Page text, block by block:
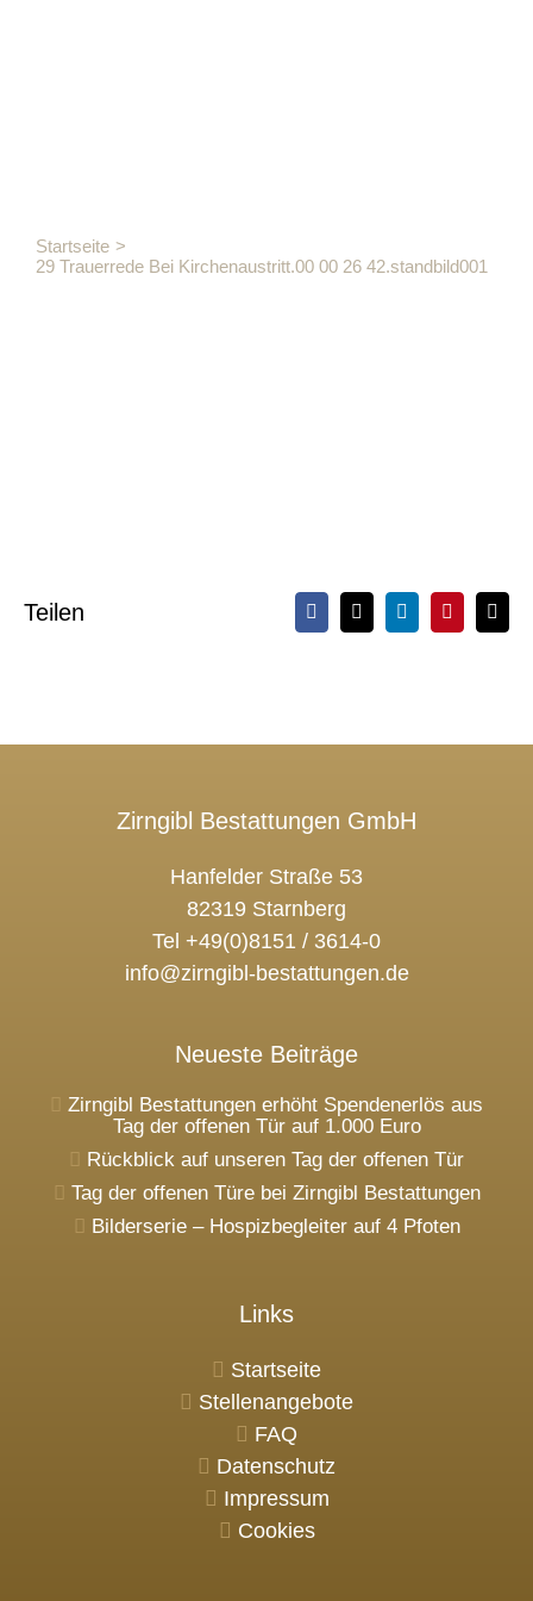
Startseite
29 Trauerrede Bei Kirchenaustritt.00 00 26 42.standbild001
Teilen Facebook
X LinkedInPinterest
E-
Mail
Zirngibl Bestattungen GmbH
Hanfelder Straße 53
82319 Starnberg
Tel +49(0)8151 / 3614-0
info@zirngibl-bestattungen.de
Neueste Beiträge
Zirngibl Bestattungen erhöht Spendenerlös aus
Tag der offenen Tür auf 1.000 Euro
Rückblick auf unseren Tag der offenen Tür
Tag der offenen Türe bei Zirngibl Bestattungen
Bilderserie – Hospizbegleiter auf 4 Pfoten
Links
Startseite
Stellenangebote
FAQ
Datenschutz
Impressum
Cookies